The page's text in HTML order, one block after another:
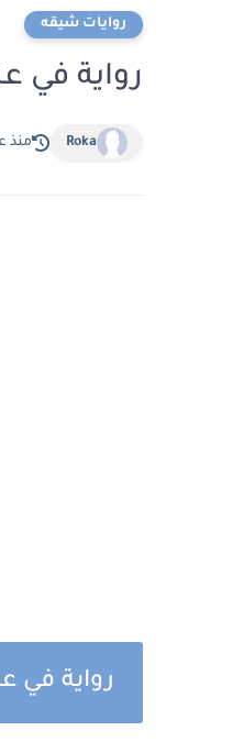
روايات شيقه
رواية في
Roka منذ
رواية في